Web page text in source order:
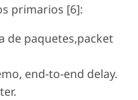
primarios [6]:
de paquetes,packet
end-to-end delay.